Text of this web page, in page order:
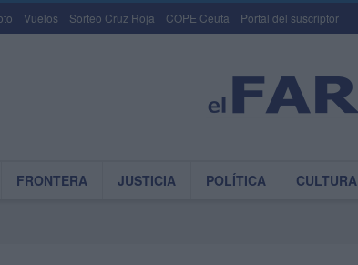
Vuelos Sorteo Cruz Roja COPE Ceuta Portal del suscriptor
FRONTERA JUSTICIA POLÍTICA CULTURA